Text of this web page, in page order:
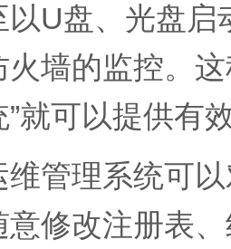
U盘、光盘
墙的监控。
就可以提供有
维管理系统可
意修改注册表